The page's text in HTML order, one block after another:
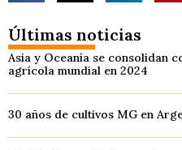
Últimas noticias
Asia y Oceanía se consolidan
agrícola mundial en 2024
30 años de cultivos MG en